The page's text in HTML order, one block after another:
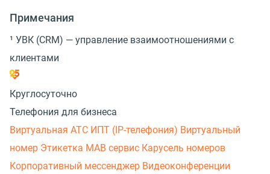
Примечания
¹ УВК (CRM) — управление взаимоотношениями с
клиентами
Круглосуточно
Телефония для бизнеса
Виртуальная АТС ИПТ (IP-телефония) Виртуальный
номер Этикетка МАВ сервис Карусель номеров
Корпоративный мессенджер Видеоконференции